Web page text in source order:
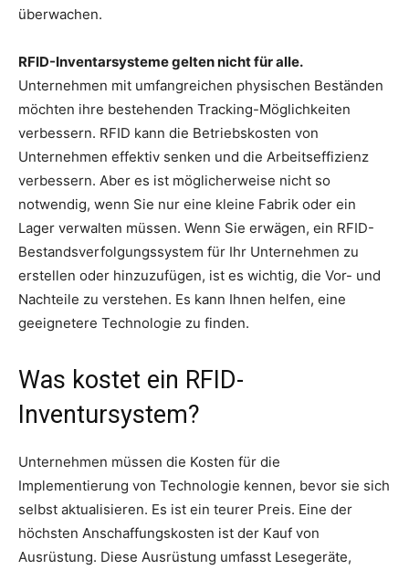
überwachen.
RFID-Inventarsysteme gelten nicht für alle.
Unternehmen mit umfangreichen physischen Beständen
möchten ihre bestehenden Tracking-Möglichkeiten
verbessern. RFID kann die Betriebskosten von
Unternehmen effektiv senken und die Arbeitseffizienz
verbessern. Aber es ist möglicherweise nicht so
notwendig, wenn Sie nur eine kleine Fabrik oder ein
Lager verwalten müssen. Wenn Sie erwägen, ein RFID-
Bestandsverfolgungssystem für Ihr Unternehmen zu
erstellen oder hinzuzufügen, ist es wichtig, die Vor- und
Nachteile zu verstehen. Es kann Ihnen helfen, eine
geeignetere Technologie zu finden.
Was kostet ein RFID-
Inventursystem?
Unternehmen müssen die Kosten für die
Implementierung von Technologie kennen, bevor sie sich
selbst aktualisieren. Es ist ein teurer Preis. Eine der
höchsten Anschaffungskosten ist der Kauf von
Ausrüstung. Diese Ausrüstung umfasst Lesegeräte,